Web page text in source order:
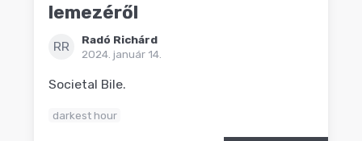
lemezéről
RR
Radó Richárd
2024. január 14.
Societal Bile.
darkest hour